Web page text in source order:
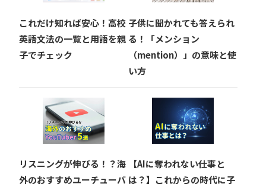
これだけ知れば安心！高校
英語文法の一覧と用語を親
子でチェック
子供に聞かれても答えられ
る！「メンション
（mention）」の意味と使
い方
リスニングが伸びる！？海
外のおすすめユーチューバ
【AIに奪われない仕事と
は？】これからの時代に子